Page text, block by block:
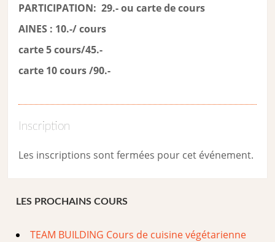
PARTICIPATION: 29.- ou carte de cours
AINES : 10.-/ cours
carte 5 cours/45.-
carte 10 cours /90.-
Inscription
Les inscriptions sont fermées pour cet événement.
LES PROCHAINS COURS
TEAM BUILDING Cours de cuisine végétarienne